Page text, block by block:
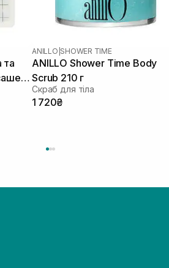
та
х
ANILLO SHOWER TIME
ANILLO Shower Time Body
Scrub 210 г
Скраб для тіла
1 720₴